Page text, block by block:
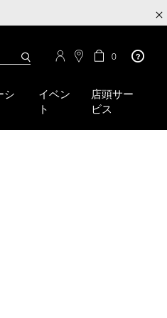
×
シ
イベン
ト
店頭サー
ビス
カ
の
商
品
0